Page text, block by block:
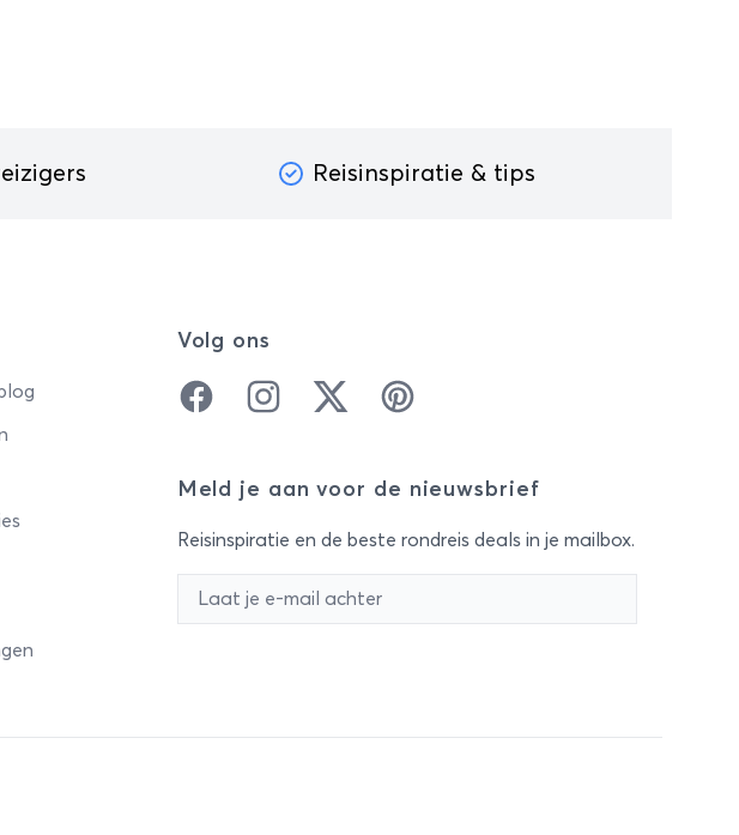
Reisinspiratie & tips
Volg ons
FacebookInstagramTwitter Pinterest
Meld je aan voor de nieuwsbrief
Reisinspiratie en de beste rondreis deals in je mailbox.